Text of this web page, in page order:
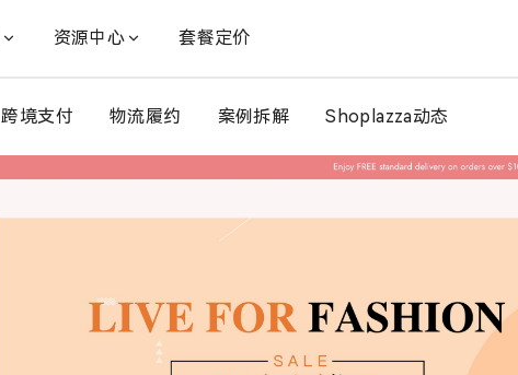
资源中心 套餐定价
跨境支付 物流履约 案例拆解 Shoplazza动态